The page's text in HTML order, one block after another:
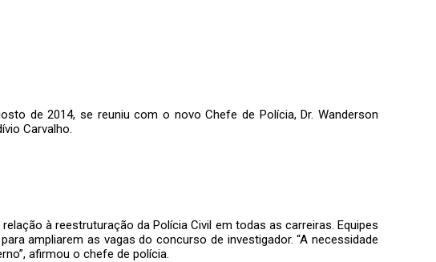
de 2014, se reuniu com o novo Chefe de Polícia, Dr. Wanderson
Carvalho.
à reestruturação da Polícia Civil em todas as carreiras. Equipes
ampliarem as vagas do concurso de investigador. “A necessidade
afirmou o chefe de polícia.